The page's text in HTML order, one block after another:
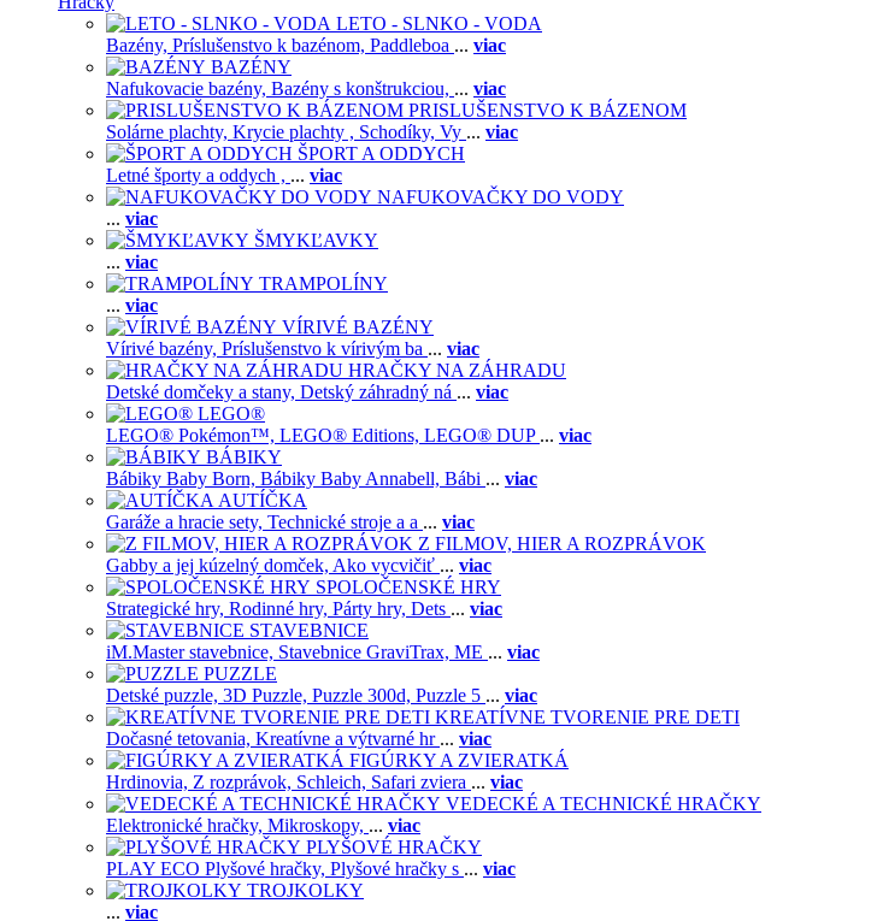
LETO - SLNKO - VODA
Bazény, Príslušenstvo k bazénom, Paddleboa ... viac
BAZÉNY
Nafukovacie bazény, Bazény s konštrukciou, ... viac
PRISLUŠENSTVO K BÁZENOM
Solárne plachty, Krycie plachty , Schodíky, Vy ... viac
ŠPORT A ODDYCH
Letné športy a oddych , ... viac
NAFUKOVAČKY DO VODY
... viac
ŠMYKĽAVKY
... viac
TRAMPOLÍNY
... viac
VÍRIVÉ BAZÉNY
Vírivé bazény, Príslušenstvo k vírivým ba ... viac
HRAČKY NA ZÁHRADU
Detské domčeky a stany, Detský záhradný ná ... viac
LEGO®
LEGO® Pokémon™, LEGO® Editions, LEGO® DUP ... viac
BÁBIKY
Bábiky Baby Born, Bábiky Baby Annabell, Bábi ... viac
AUTÍČKA
Garáže a hracie sety, Technické stroje a a ... viac
Z FILMOV, HIER A ROZPRÁVOK
Gabby a jej kúzelný domček, Ako vycvičiť ... viac
SPOLOČENSKÉ HRY
Strategické hry, Rodinné hry, Párty hry, Dets ... viac
STAVEBNICE
iM.Master stavebnice, Stavebnice GraviTrax, ME ... viac
PUZZLE
Detské puzzle, 3D Puzzle, Puzzle 300d, Puzzle 5 ... viac
KREATÍVNE TVORENIE PRE DETI
Dočasné tetovania, Kreatívne a výtvarné hr ... viac
FIGÚRKY A ZVIERATKÁ
Hrdinovia, Z rozprávok, Schleich, Safari zviera ... viac
VEDECKÉ A TECHNICKÉ HRAČKY
Elektronické hračky, Mikroskopy, ... viac
PLYŠOVÉ HRAČKY
PLAY ECO Plyšové hračky, Plyšové hračky s ... viac
TROJKOLKY
... viac